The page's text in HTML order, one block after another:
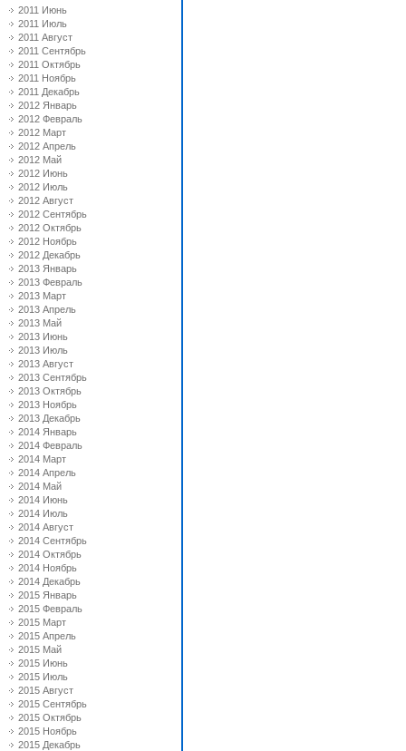
2011 Июнь
2011 Июль
2011 Август
2011 Сентябрь
2011 Октябрь
2011 Ноябрь
2011 Декабрь
2012 Январь
2012 Февраль
2012 Март
2012 Апрель
2012 Май
2012 Июнь
2012 Июль
2012 Август
2012 Сентябрь
2012 Октябрь
2012 Ноябрь
2012 Декабрь
2013 Январь
2013 Февраль
2013 Март
2013 Апрель
2013 Май
2013 Июнь
2013 Июль
2013 Август
2013 Сентябрь
2013 Октябрь
2013 Ноябрь
2013 Декабрь
2014 Январь
2014 Февраль
2014 Март
2014 Апрель
2014 Май
2014 Июнь
2014 Июль
2014 Август
2014 Сентябрь
2014 Октябрь
2014 Ноябрь
2014 Декабрь
2015 Январь
2015 Февраль
2015 Март
2015 Апрель
2015 Май
2015 Июнь
2015 Июль
2015 Август
2015 Сентябрь
2015 Октябрь
2015 Ноябрь
2015 Декабрь